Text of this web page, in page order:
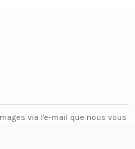
via l'e-mail que nous vous